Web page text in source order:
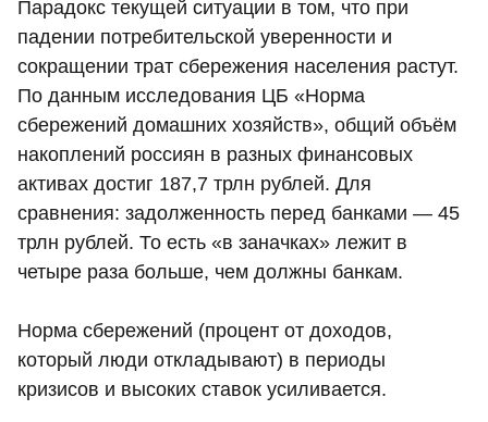
Парадокс текущей ситуации в том, что при
падении потребительской уверенности и
сокращении трат сбережения населения растут.
По данным исследования ЦБ «Норма
сбережений домашних хозяйств», общий объём
накоплений россиян в разных финансовых
активах достиг 187,7 трлн рублей. Для
сравнения: задолженность перед банками — 45
трлн рублей. То есть «в заначках» лежит в
четыре раза больше, чем должны банкам.
Норма сбережений (процент от доходов,
который люди откладывают) в периоды
кризисов и высоких ставок усиливается.